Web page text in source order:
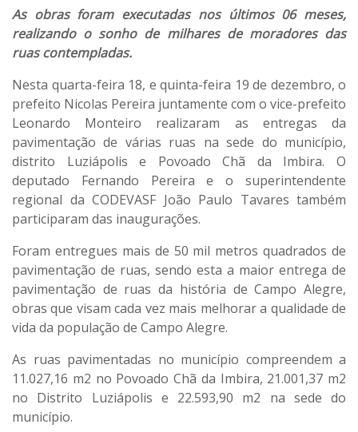
As obras foram executadas nos últimos 06 meses,
realizando o sonho de milhares de moradores das
ruas contempladas.
Nesta quarta-feira 18, e quinta-feira 19 de dezembro, o
prefeito Nicolas Pereira juntamente com o vice-prefeito
Leonardo Monteiro realizaram as entregas da
pavimentação de várias ruas na sede do município,
distrito Luziápolis e Povoado Chã da Imbira. O
deputado Fernando Pereira e o superintendente
regional da CODEVASF João Paulo Tavares também
participaram das inaugurações.
Foram entregues mais de 50 mil metros quadrados de
pavimentação de ruas, sendo esta a maior entrega de
pavimentação de ruas da história de Campo Alegre,
obras que visam cada vez mais melhorar a qualidade de
vida da população de Campo Alegre.
As ruas pavimentadas no município compreendem a
11.027,16 m2 no Povoado Chã da Imbira, 21.001,37 m2
no Distrito Luziápolis e 22.593,90 m2 na sede do
município.